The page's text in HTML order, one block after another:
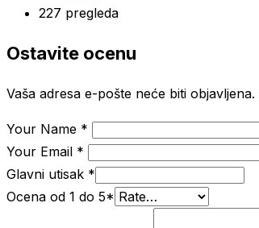
227 pregleda
Ostavite ocenu
Vaša adresa e-pošte neće biti objavljena.
Your Name *
Your Email *
Glavni utisak *
Ocena od 1 do 5*